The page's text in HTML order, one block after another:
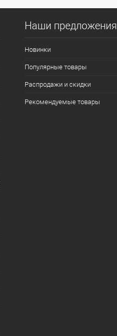
Наши предложения
Новинки
Популярные товары
Распродажи и скидки
Рекомендуемые товары